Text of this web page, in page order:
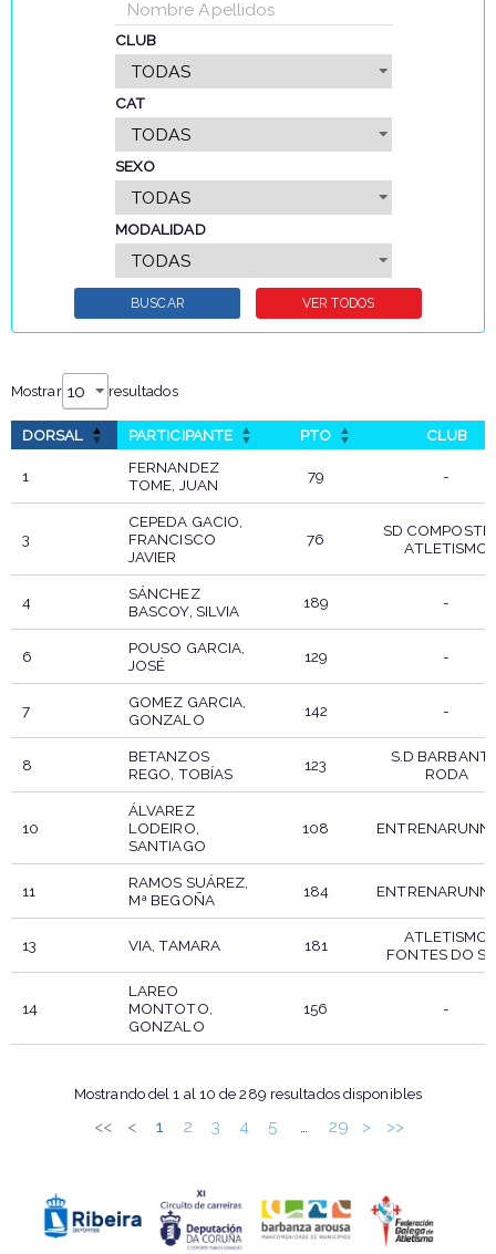
CLUB
CAT
SEXO
MODALIDAD
Mostrar resultados
DORSAL PARTICIPANTE PTO CLUB
1
FERNANDEZ
TOME, JUAN
79 -
3
CEPEDA GACIO,
FRANCISCO
JAVIER
76
SD
ATLETISMO
4
SÁNCHEZ
BASCOY, SILVIA
189 -
6
POUSO GARCIA,
JOSÉ
129 -
7
GOMEZ GARCIA,
GONZALO
142 -
8
BETANZOS
REGO, TOBÍAS
123
S.D
RODA
10
ÁLVAREZ
LODEIRO,
SANTIAGO
108
11
RAMOS SUÁREZ,
Mª BEGOÑA
184
13 VIA, TAMARA 181
ATLETISMO
FONTES DO
14
LAREO
MONTOTO,
GONZALO
156 -
Mostrando del 1 al 10 de 289 resultados disponibles
<< < 1 2 3 4 5 29 > >>